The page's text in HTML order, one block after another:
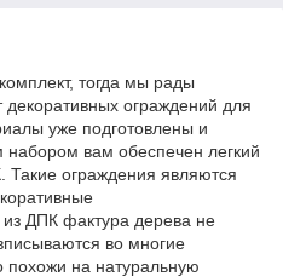
тогда мы рады
декоративных ограждений для
уже подготовлены и
набором вам обеспечен легкий
ограждения являются
ДПК фактура дерева не
во многие
похожи на натуральную